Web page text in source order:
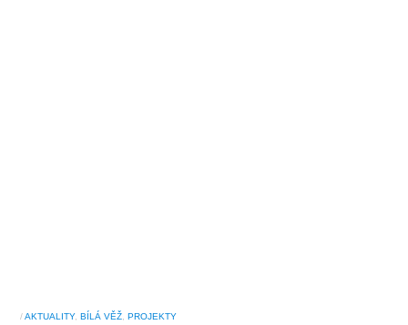
/AKTUALITY, BÍLÁ VĚŽ PROJEKTY